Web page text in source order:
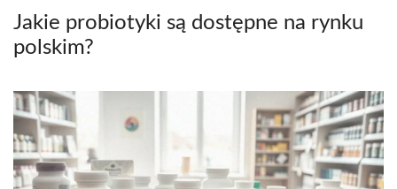
Jakie probiotyki są dostępne na rynku
polskim?